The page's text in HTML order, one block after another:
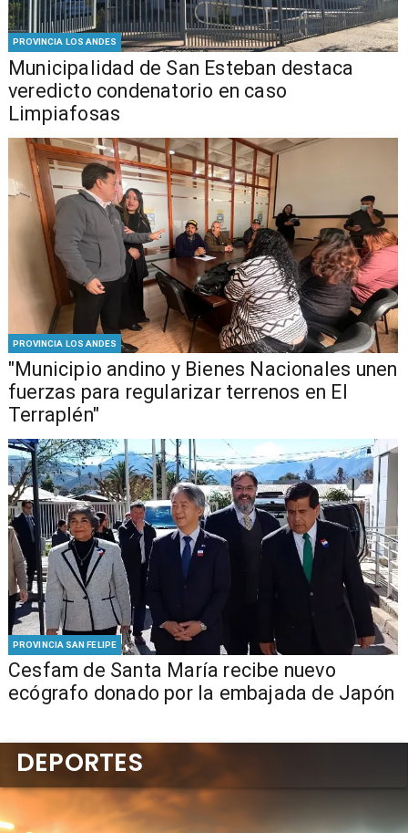
PROVINCIA LOS ANDES
Municipalidad de San Esteban destaca
veredicto condenatorio en caso
Limpiafosas
PROVINCIA LOS ANDES
"Municipio andino y Bienes Nacionales unen
fuerzas para regularizar terrenos en El
Terraplén"
PROVINCIA SAN FELIPE
Cesfam de Santa María recibe nuevo
ecógrafo donado por la embajada de Japón
DEPORTES